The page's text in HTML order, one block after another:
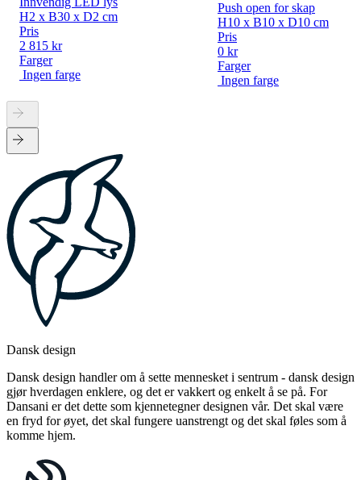
H2 x B30 x D2 cm
Pris
2 815 kr
Farger
Ingen farge
Push open for skap
H10 x B10 x D10 cm
Pris
0 kr
Farger
Ingen farge
Dansk design
Dansk design handler om å sette mennesket i sentrum - dansk design
gjør hverdagen enklere, og det er vakkert og enkelt å se på. For
Dansani er det dette som kjennetegner designen vår. Det skal være
en fryd for øyet, det skal fungere uanstrengt og det skal føles som å
komme hjem.